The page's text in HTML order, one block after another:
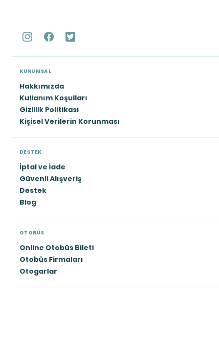
KURUMSAL
Hakkımızda
Kullanım Koşulları
Gizlilik Politikası
Kişisel Verilerin Korunması
DESTEK
İptal ve İade
Güvenli Alışveriş
Destek
Blog
OTOBÜS
Online Otobüs Bileti
Otobüs Firmaları
Otogarlar